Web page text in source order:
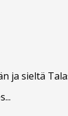
ja sieltä